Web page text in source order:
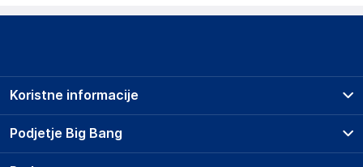
Podatki o proizvajalcu
Haba Trading B.V.
The Netherlands
Podjetje Big Bang
O podjetju
Koristne informacije
Prodajna mesta